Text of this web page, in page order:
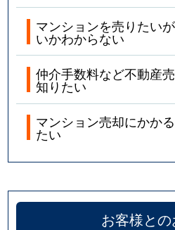
マンションを売りたい
いかわからない
仲介手数料など不動産
知りたい
マンション売却にかか
たい
お客様と